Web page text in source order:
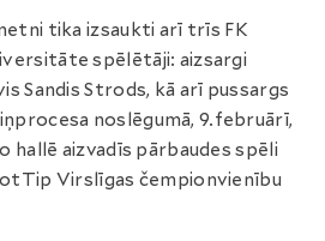
tika izsaukti arī trīs FK
spēlētāji: aizsargi
Sandis Strods, kā arī pussargs
noslēgumā, 9.februārī,
hallē aizvadīs pārbaudes spēli
Virslīgas čempionvienību